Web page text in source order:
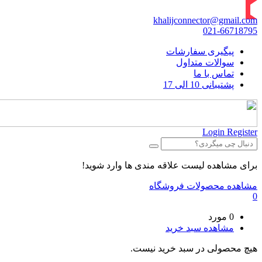
khalijconnector@gmail.com
021-66718795
پیگیری سفارشات
سوالات متداول
تماس با ما
پشتیبانی 10 الی 17
Login Register
برای مشاهده لیست علاقه مندی ها وارد شوید!
مشاهده محصولات فروشگاه
0
0 مورد
مشاهده سبد خرید
هیچ محصولی در سبد خرید نیست.